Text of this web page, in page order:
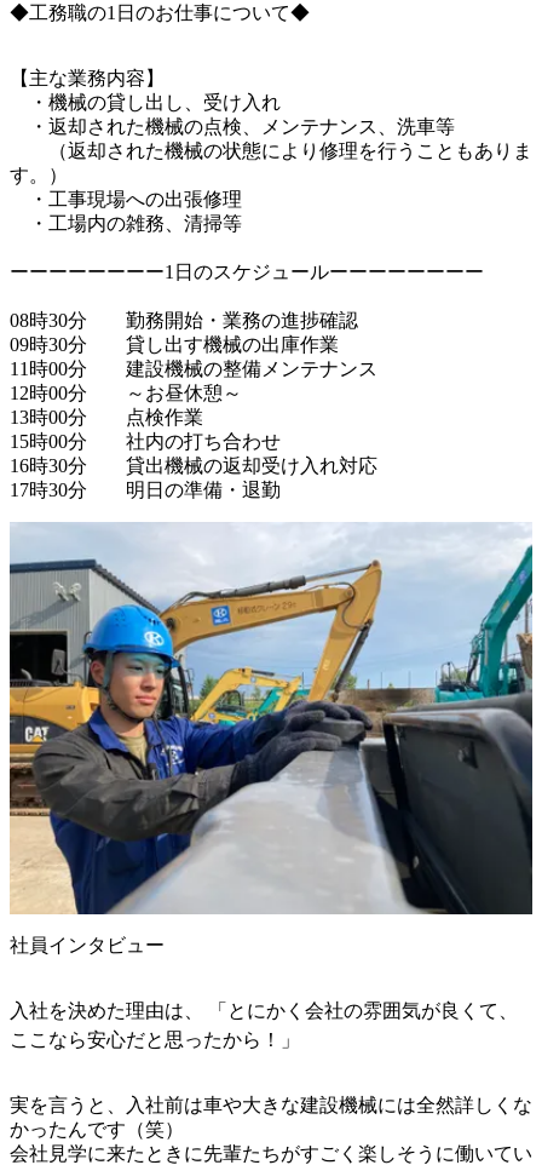
◆工務職の1日のお仕事について◆
【主な業務内容】
・機械の貸し出し、受け入れ
・返却された機械の点検、メンテナンス、洗車等
（返却された機械の状態により修理を行うこともありま
す。）
・工事現場への出張修理
・工場内の雑務、清掃等
ーーーーーーーー1日のスケジュールーーーーーーーー
08時30分　　勤務開始・業務の進捗確認
09時30分　　貸し出す機械の出庫作業
11時00分　　建設機械の整備メンテナンス
12時00分　　～お昼休憩～
13時00分　　点検作業
15時00分　　社内の打ち合わせ
16時30分　　貸出機械の返却受け入れ対応
社員インタビュー
入社を決めた理由は、 「とにかく会社の雰囲気が良くて、
ここなら安心だと思ったから！」
実を言うと、入社前は車や大きな建設機械には全然詳しくな
かったんです（笑）
会社見学に来たときに先輩たちがすごく楽しそうに働いてい